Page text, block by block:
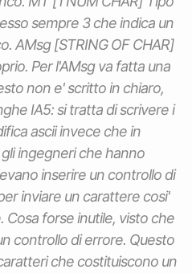
sempre 3 che indica un
AMsg [STRING OF CHAR]
Per l'AMsg va fatta una
non e' scritto in chiaro,
IA5: si tratta di scrivere i
ascii invece che in
ingegneri che hanno
inserire un controllo di
inviare un carattere cosi'
Cosa forse inutile, visto che
controllo di errore. Questo
che costituiscono un